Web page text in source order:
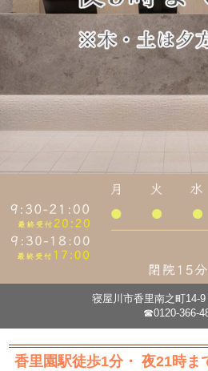
寝屋川市香里南之町14-
☎0120-366-
香里園駅徒歩1分・ 夜21時ま